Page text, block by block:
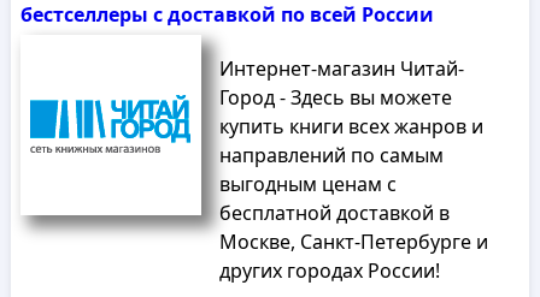
бестселлеры с доставкой по всей России
Интернет-магазин Читай-
Город - Здесь вы можете
купить книги всех жанров и
направлений по самым
выгодным ценам с
бесплатной доставкой в
Москве, Санкт-Петербурге и
других городах России!